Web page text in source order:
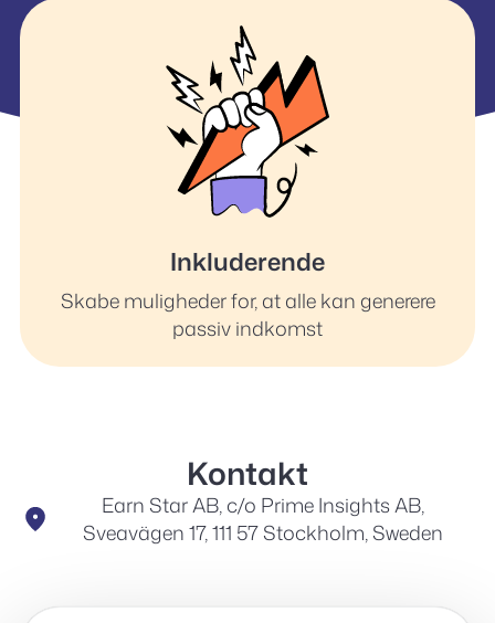
Inkluderende
Skabe muligheder for, at alle kan generere
passiv indkomst
Kontakt
Earn Star AB, c/o Prime Insights AB,
Sveavägen 17, 111 57 Stockholm, Sweden